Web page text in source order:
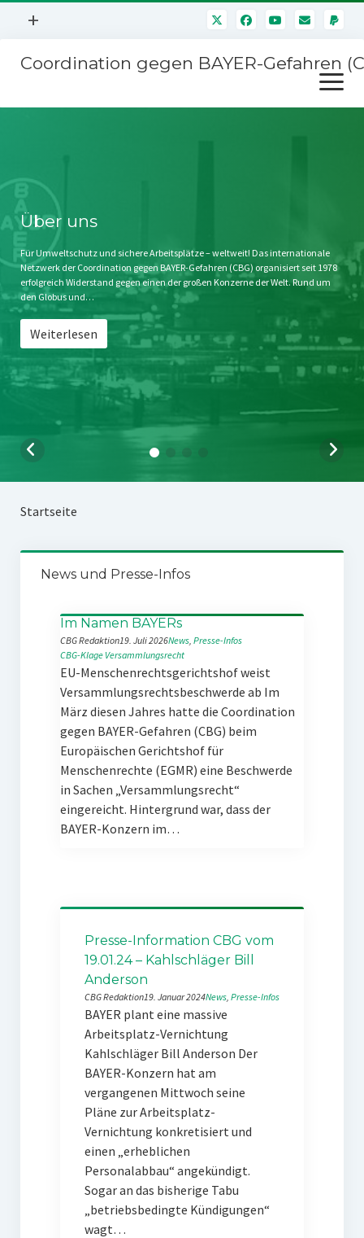
Menü
+
Mitmachen
Kontakt
Impressum
Störfälle
Coordination gegen BAYER-Gefahren
Menü
öffnen
Stichwort BAYER
Jahrestagung
SPENDEN
Über uns
Für Umweltschutz und sichere Arbeitsplätze – weltweit! Das internationale
Netzwerk der Coordination gegen BAYER-Gefahren (CBG) organisiert seit 1978
erfolgreich Widerstand gegen einen der großen Konzerne der Welt. Rund um
den Globus und…
Weiterlesen
Startseite
News und Presse-Infos
Im Namen BAYERs
CBG Redaktion19. Juli 2026News, Presse-Infos
CBG-Klage Versammlungsrecht
EU-Menschenrechtsgerichtshof weist
Versammlungsrechtsbeschwerde ab Im
März diesen Jahres hatte die Coordination
gegen BAYER-Gefahren (CBG) beim
Europäischen Gerichtshof für
Menschenrechte (EGMR) eine Beschwerde
in Sachen „Versammlungsrecht“
eingereicht. Hintergrund war, dass der
BAYER-Konzern im…
Presse-Information CBG vom
19.01.24 – Kahlschläger Bill
Anderson
CBG Redaktion19. Januar 2024News, Presse-Infos
BAYER plant eine massive
Arbeitsplatz-Vernichtung
Kahlschläger Bill Anderson Der
BAYER-Konzern hat am
vergangenen Mittwoch seine
Pläne zur Arbeitsplatz-
Vernichtung konkretisiert und
einen „erheblichen
Personalabbau“ angekündigt.
Sogar an das bisherige Tabu
„betriebsbedingte Kündigungen“
wagt…